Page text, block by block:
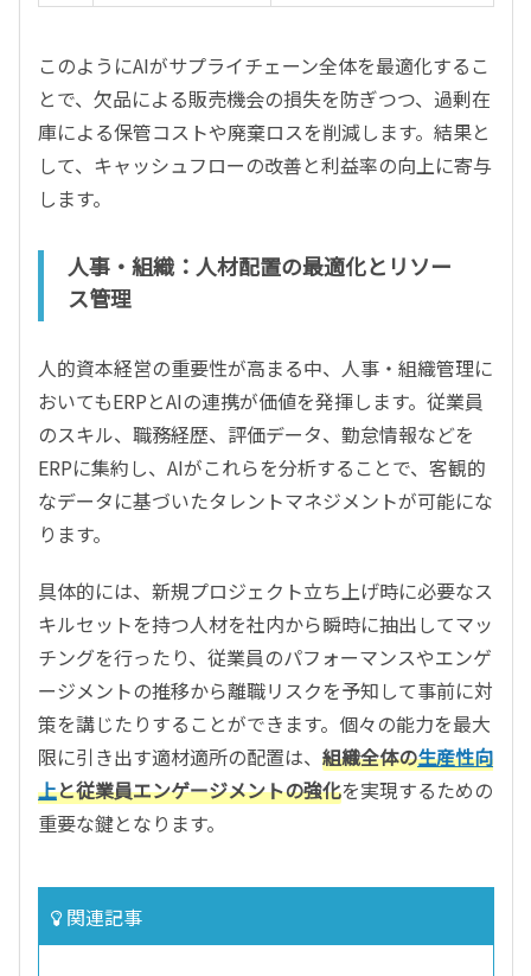
このようにAIがサプライチェーン全体を最適化するこ
とで、欠品による販売機会の損失を防ぎつつ、過剰在
庫による保管コストや廃棄ロスを削減します。結果と
して、キャッシュフローの改善と利益率の向上に寄与
します。
人事・組織：人材配置の最適化とリソー
ス管理
人的資本経営の重要性が高まる中、人事・組織管理に
おいてもERPとAIの連携が価値を発揮します。従業員
のスキル、職務経歴、評価データ、勤怠情報などを
ERPに集約し、AIがこれらを分析することで、客観的
なデータに基づいたタレントマネジメントが可能にな
ります。
具体的には、新規プロジェクト立ち上げ時に必要なス
キルセットを持つ人材を社内から瞬時に抽出してマッ
チングを行ったり、従業員のパフォーマンスやエンゲ
ージメントの推移から離職リスクを予知して事前に対
策を講じたりすることができます。個々の能力を最大
限に引き出す適材適所の配置は、 組織全体の生産性向
上と従業員エンゲージメントの強化を実現するための
重要な鍵となります。
関連記事